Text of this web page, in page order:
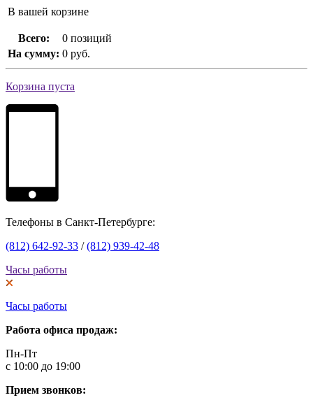
В вашей корзине
Всего:
0 позиций
На сумму: 0 руб.
Корзина пуста
Телефоны в Санкт-Петербурге:
(812) 642-92-33 /(812) 939-42-48
Часы работы
Часы работы
Работа офиса продаж:
Пн-Пт
с 10:00 до 19:00
Прием звонков: